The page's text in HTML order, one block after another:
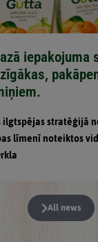
iepakojuma
stratēģijā
līmenī noteiktos
All news